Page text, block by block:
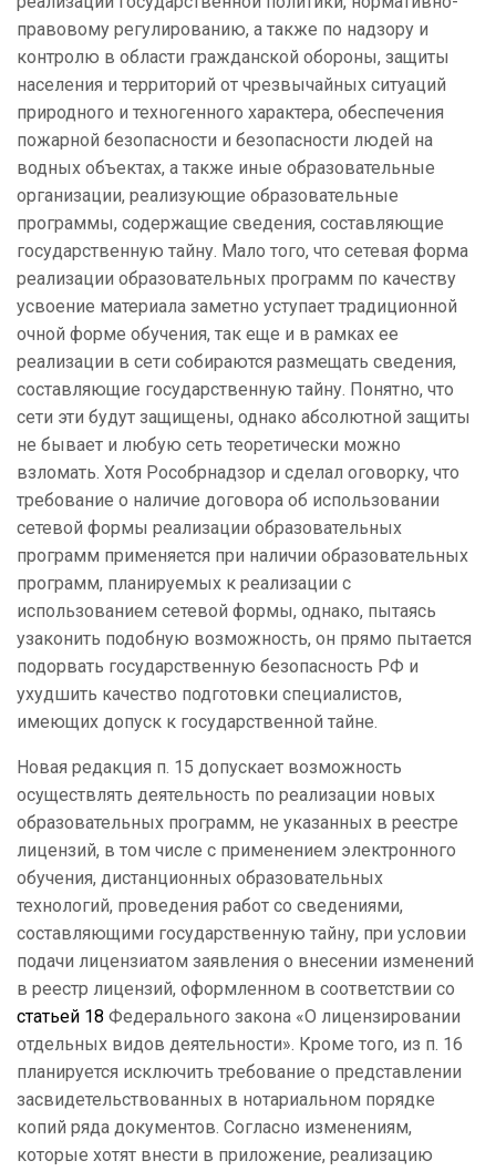
правовому регулированию, а также по надзору и
контролю в области гражданской обороны, защиты
населения и территорий от чрезвычайных ситуаций
природного и техногенного характера, обеспечения
пожарной безопасности и безопасности людей на
водных объектах, а также иные образовательные
организации, реализующие образовательные
программы, содержащие сведения, составляющие
государственную тайну. Мало того, что сетевая форма
реализации образовательных программ по качеству
усвоение материала заметно уступает традиционной
очной форме обучения, так еще и в рамках ее
реализации в сети собираются размещать сведения,
составляющие государственную тайну. Понятно, что
сети эти будут защищены, однако абсолютной защиты
не бывает и любую сеть теоретически можно
взломать. Хотя Рособрнадзор и сделал оговорку, что
требование о наличие договора об использовании
сетевой формы реализации образовательных
программ применяется при наличии образовательных
программ, планируемых к реализации с
использованием сетевой формы, однако, пытаясь
узаконить подобную возможность, он прямо пытается
подорвать государственную безопасность РФ и
ухудшить качество подготовки специалистов,
имеющих допуск к государственной тайне.
Новая редакция п. 15 допускает возможность
осуществлять деятельность по реализации новых
образовательных программ, не указанных в реестре
лицензий, в том числе с применением электронного
обучения, дистанционных образовательных
технологий, проведения работ со сведениями,
составляющими государственную тайну, при условии
подачи лицензиатом заявления о внесении изменений
в реестр лицензий, оформленном в соответствии со
статьей 18 Федерального закона «О лицензировании
отдельных видов деятельности». Кроме того, из п. 16
планируется исключить требование о представлении
засвидетельствованных в нотариальном порядке
копий ряда документов. Согласно изменениям,
которые хотят внести в приложение, реализацию